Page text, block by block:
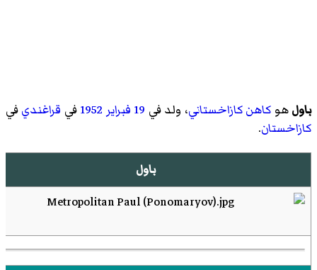
باولهو كاهن كازاخستاني، ولد في 19 فبراير 1952في قراغنديفي
كازاخستان.
باول